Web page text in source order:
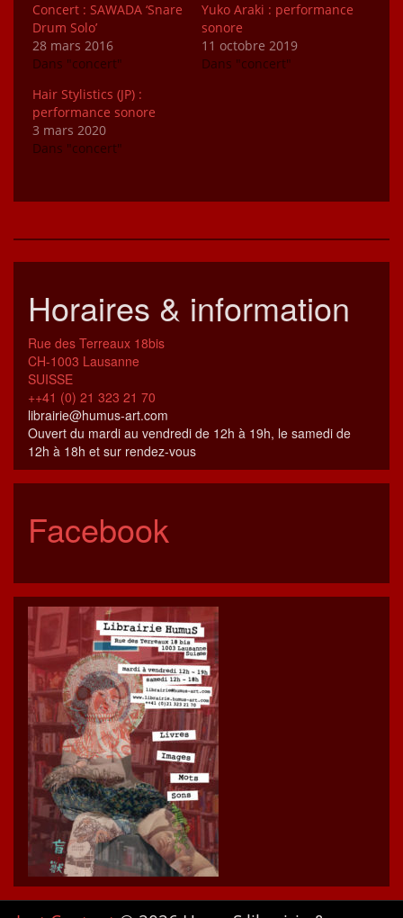
Concert : SAWADA ‘Snare
Drum Solo’
28 mars 2016
Dans "concert"
Yuko Araki : performance
sonore
11 octobre 2019
Dans "concert"
Hair Stylistics (JP) :
performance sonore
3 mars 2020
Dans "concert"
Horaires & information
Rue des Terreaux 18bis
CH-1003 Lausanne
SUISSE
++41 (0) 21 323 21 70
librairie@humus-art.com
Ouvert du mardi au vendredi de 12h à 19h, le samedi de
12h à 18h et sur rendez-vous
Facebook